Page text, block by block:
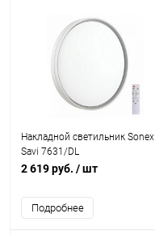
Накладной светильник Sonex
Savi 7631/DL
2 619 руб. / шт
Подробнее